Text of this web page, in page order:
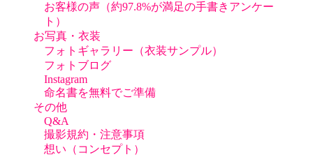
お客様の声（約97.8%が満足の手書きアンケー
ト）
お写真・衣装
フォトギャラリー（衣装サンプル）
フォトブログ
Instagram
命名書を無料でご準備
その他
Q&A
撮影規約・注意事項
想い（コンセプト）